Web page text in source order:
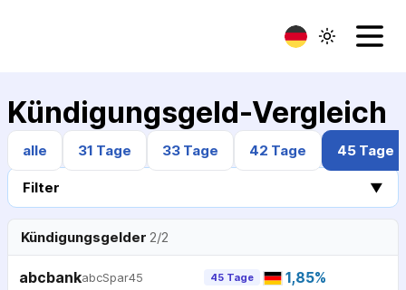
Kündigungsgeld-Vergleich
alle 31 Tage 33 Tage 42 Tage 45 Tage
Filter ▼
Kündigungsgelder 2/2
abcbankabcSpar45 45 Tage 1,85%